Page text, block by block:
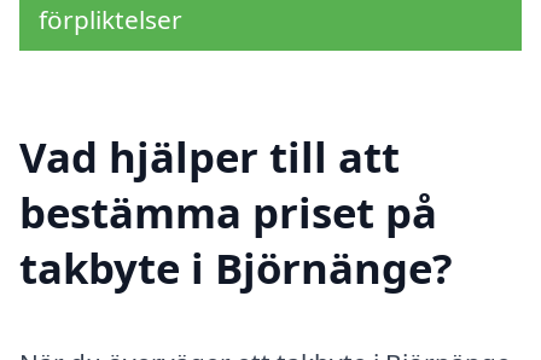
förpliktelser
Vad hjälper till att
bestämma priset på
takbyte i Björnänge?